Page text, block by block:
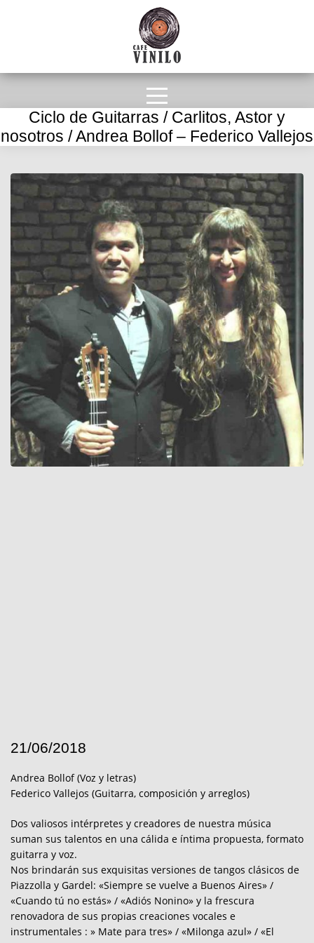
Ciclo de Guitarras / Carlitos, Astor y
nosotros / Andrea Bollof – Federico Vallejos
21/06/2018
Andrea Bollof (Voz y letras)
Federico Vallejos (Guitarra, composición y arreglos)
Dos valiosos intérpretes y creadores de nuestra música
suman sus talentos en una cálida e íntima propuesta, formato
guitarra y voz.
Nos brindarán sus exquisitas versiones de tangos clásicos de
Piazzolla y Gardel: «Siempre se vuelve a Buenos Aires» /
«Cuando tú no estás» / «Adiós Nonino» y la frescura
renovadora de sus propias creaciones vocales e
instrumentales : » Mate para tres» / «Milonga azul» / «El